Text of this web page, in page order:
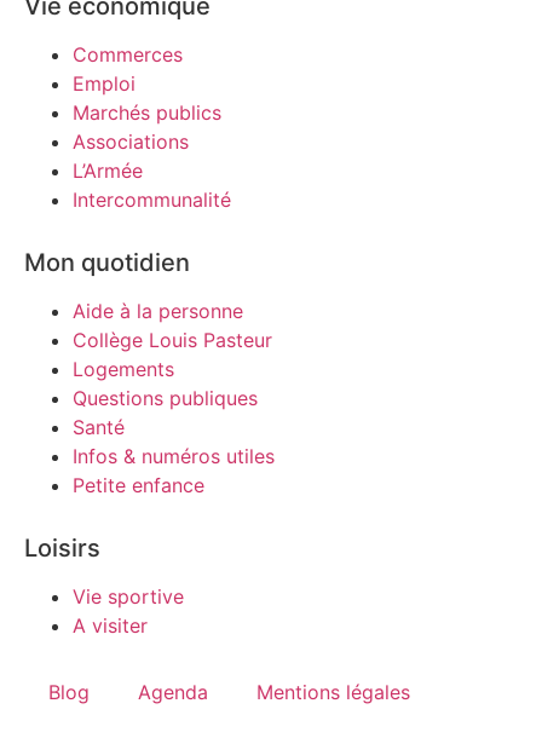
Vie économique
Commerces
Emploi
Marchés publics
Associations
L’Armée
Intercommunalité
Mon quotidien
Aide à la personne
Collège Louis Pasteur
Logements
Questions publiques
Santé
Infos & numéros utiles
Petite enfance
Loisirs
Vie sportive
A visiter
Blog Agenda Mentions légales